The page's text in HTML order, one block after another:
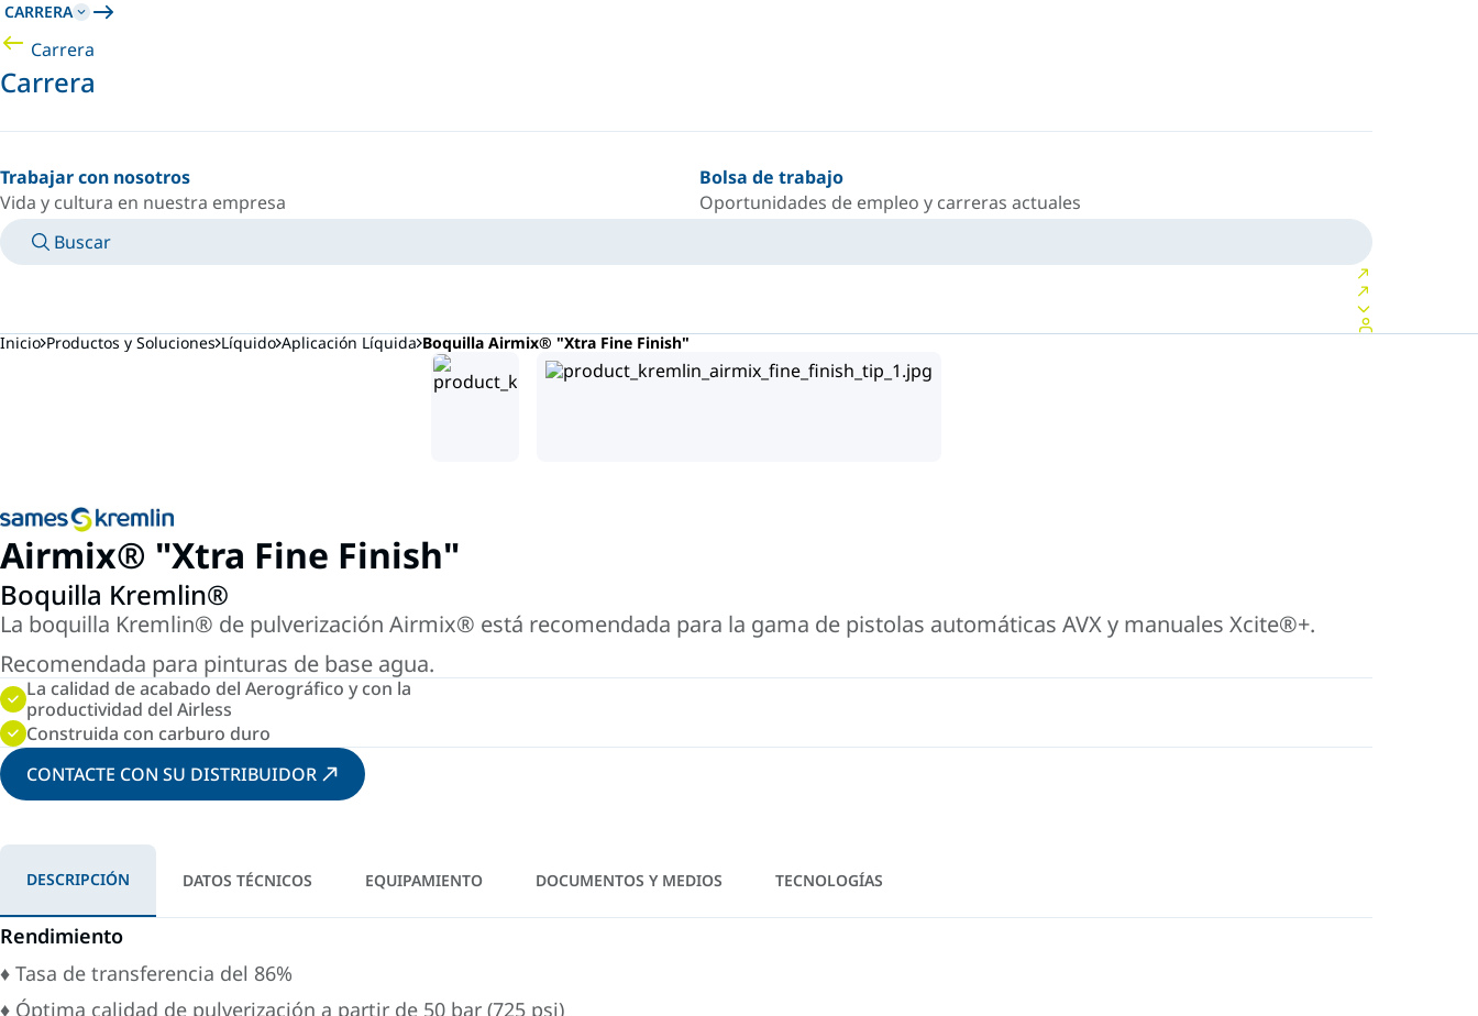
CARRERA
Carrera
Carrera
Trabajar con nosotros
Vida y cultura en nuestra empresa
Bolsa de trabajo
Oportunidades de empleo y carreras actuales
Buscar
Inicio Productos y Soluciones Líquido Aplicación Líquida Boquilla Airmix® "Xtra Fine Finish"
Airmix® "Xtra Fine Finish"
Boquilla Kremlin®
La boquilla Kremlin® de pulverización Airmix® está recomendada para la gama de pistolas automáticas AVX y manuales Xcite®+.
Recomendada para pinturas de base agua.
La calidad de acabado del Aerográfico y con la
productividad del Airless
Construida con carburo duro
CONTACTE CON SU DISTRIBUIDOR
DESCRIPCIÓN DATOS TÉCNICOS EQUIPAMIENTO DOCUMENTOS Y MEDIOS TECNOLOGÍAS
Rendimiento
♦ Tasa de transferencia del 86%
♦ Óptima calidad de pulverización a partir de 50 bar (725 psi)